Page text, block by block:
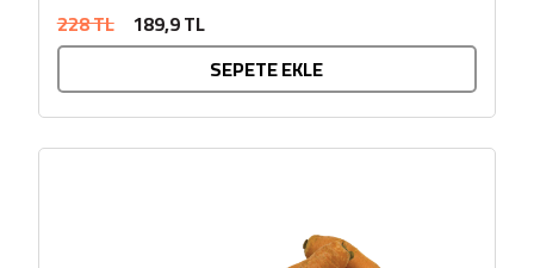
228 TL 189,9 TL
SEPETE EKLE